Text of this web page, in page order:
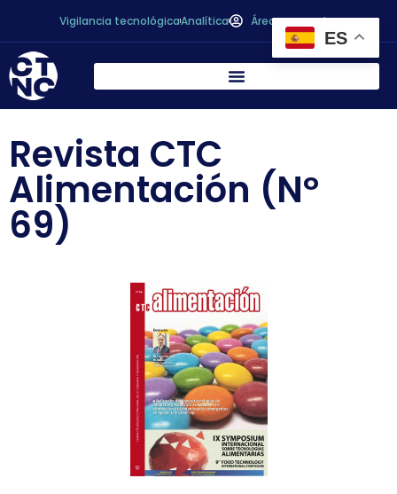
Vigilancia tecnológicaAnalítica Área personal
Revista CTC
Alimentación (Nº
69)
ES